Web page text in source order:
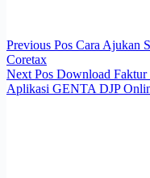
Previous Pos Cara Ajukan
Coretax
Next Pos Download Faktur
Aplikasi GENTA DJP